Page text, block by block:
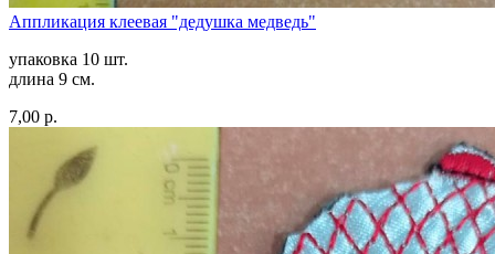
Аппликация клеевая "дедушка медведь"
упаковка 10 шт.
длина 9 см.
7,00 р.